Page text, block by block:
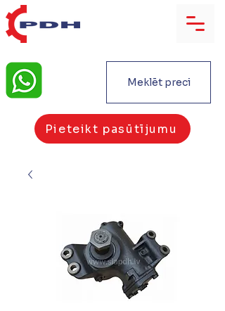
Meklēt preci
Pieteikt pasūtījumu